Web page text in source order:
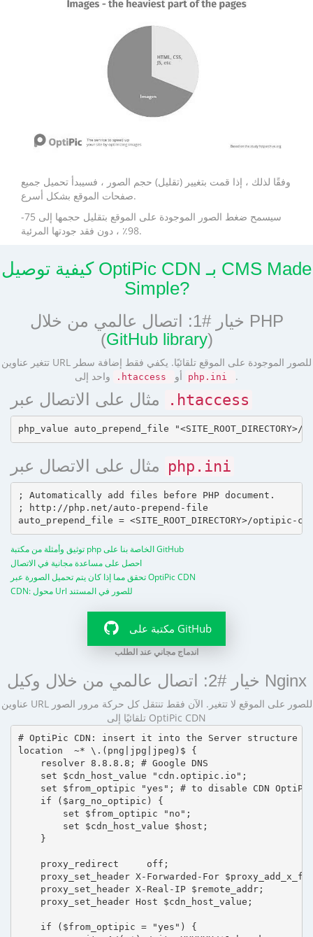
وفقًا لذلك ، إذا قمت بتغيير (تقليل) حجم الصور ، فسيبدأ تحميل جميع
صفحات الموقع بشكل أسرع.
سيسمح ضغط الصور الموجودة على الموقع بتقليل حجمها إلى 75-
98٪ ، دون فقد جودتها المرئية.
كيفية توصيل OptiPic CDN بـ CMS Made
Simple?
خيار #1: اتصال عالمي من خلال PHP
(GitHub library)
تتغير عناوين URL للصور الموجودة على الموقع تلقائيًا. يكفي فقط إضافة سطر
.htaccess php.ini .
.htaccess
php.ini
; Automatically add files before PHP document.
; http://php.net/auto-prepend-file
توثيق وأمثلة من مكتبة php الخاصة بنا على GitHub
احصل على مساعدة مجانية في الاتصال
تحقق مما إذا كان يتم تحميل الصورة عبر OptiPic CDN
CDN: محول Url للصور في المستند
مكتبة على GitHub
اندماج مجاني عند الطلب
خيار #2: اتصال عالمي من خلال وكيل Nginx
عناوين URL للصور على الموقع لا تتغير. الآن فقط تنتقل كل حركة مرور الصور
تلقائيًا إلى OptiPic CDN
# OptiPic CDN: insert it into the Server structure
location  ~* \.(png|jpg|jpeg)$ {
    resolver 8.8.8.8; # Google DNS
    set $cdn_host_value "cdn.optipic.io";
set $from_optipic "yes"; # to disable CDN
    if ($arg_no_optipic) {
        set $from_optipic "no";
        set $cdn_host_value $host;
    }
    proxy_redirect     off;
proxy_set_header X-Forwarded-For
    proxy_set_header X-Real-IP $remote_addr;
    proxy_set_header Host $cdn_host_value;
    if ($from_optipic = "yes") {